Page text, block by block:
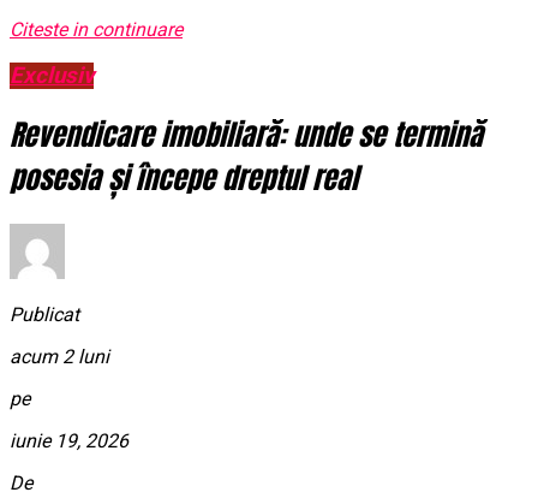
Citeste in continuare
Exclusiv
Revendicare imobiliară: unde se termină
posesia și începe dreptul real
Publicat
acum 2 luni
pe
iunie 19, 2026
De